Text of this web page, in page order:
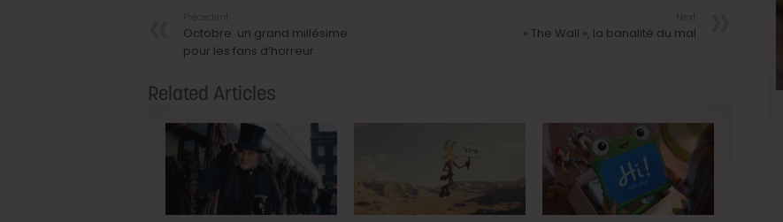
Octobre: un grand millésime
pour les fans d’horreur
« The Wall », la banalité du mal
Related Articles